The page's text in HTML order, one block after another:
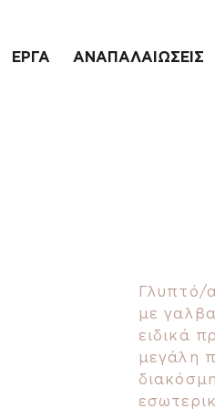
ΕΡΓΑ ΑΝΑΠΑΛΑΙΩΣΕΙΣ
Γλυπτό/
με
ειδικά
μεγάλη